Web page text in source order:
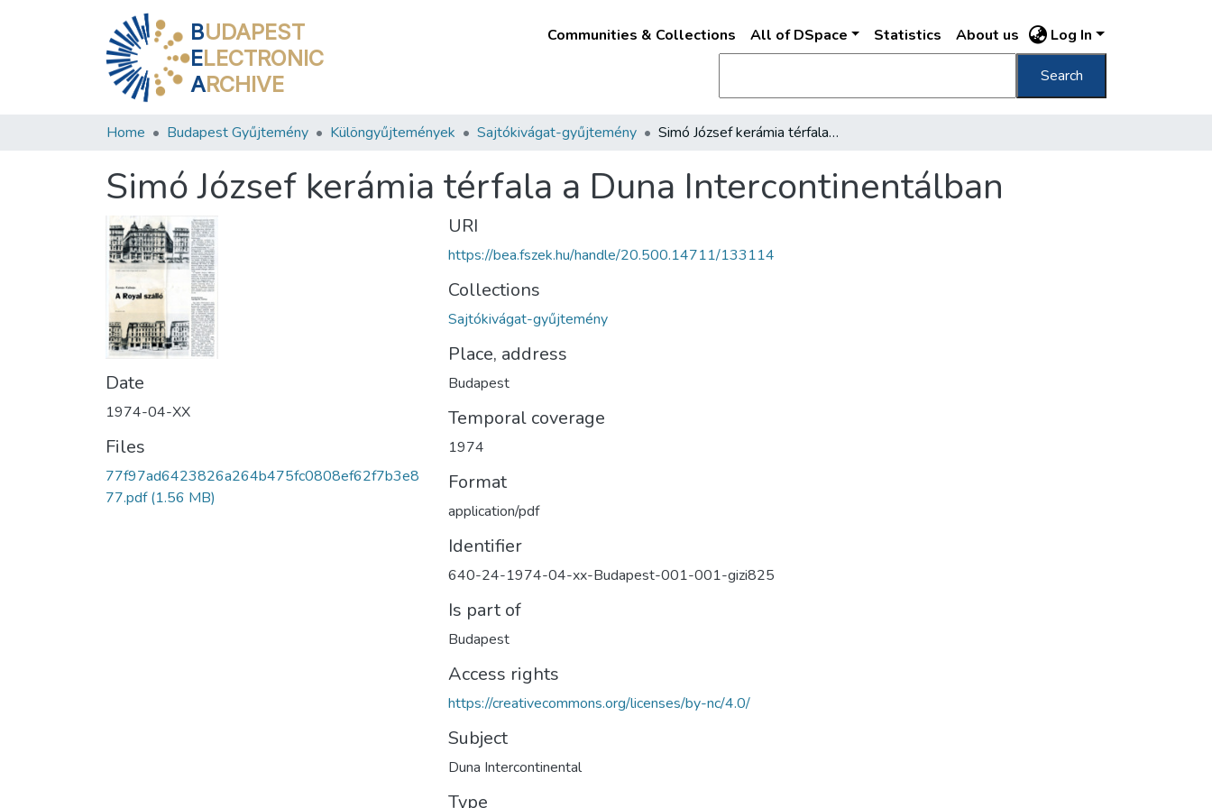
BUDAPEST
ELECTRONIC
ARCHIVE
Communities & Collections All of DSpace Statistics About us Log In
Search
Home Budapest Gyűjtemény Különgyűjtemények Sajtókivágat-gyűjtemény Simó József kerámia térfala a Duna Intercontinentálban
Simó József kerámia térfala a Duna Intercontinentálban
Date
1974-04-XX
Files
77f97ad6423826a264b475fc0808ef62f7b3e8
77.pdf(1.56 MB)
URI
https://bea.fszek.hu/handle/20.500.14711/133114
Collections
Sajtókivágat-gyűjtemény
Place, address
Budapest
Temporal coverage
1974
Format
application/pdf
Identifier
640-24-1974-04-xx-Budapest-001-001-gizi825
Is part of
Budapest
Access rights
https://creativecommons.org/licenses/by-nc/4.0/
Subject
Duna Intercontinental
Type